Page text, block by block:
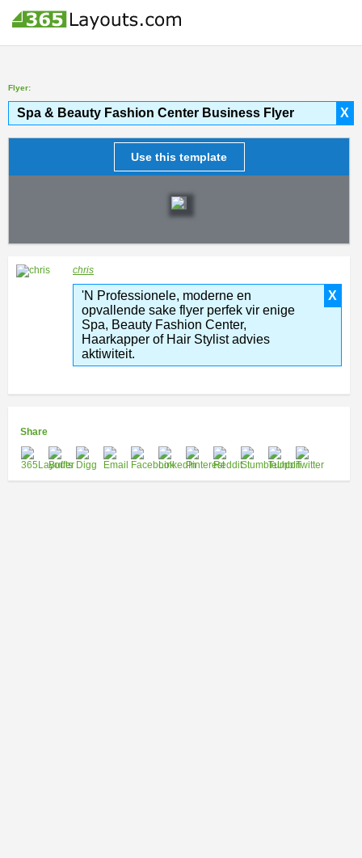
Flyer:
X
Spa & Beauty Fashion Center Business Flyer
Use this template
chris
X
'N Professionele, moderne en
opvallende sake flyer perfek vir enige
Spa, Beauty Fashion Center,
Haarkapper of Hair Stylist advies
aktiwiteit.
Share